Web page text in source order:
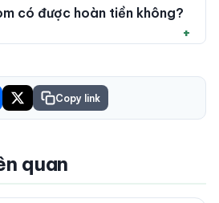
có được hoàn tiền không?
Copy link
quan